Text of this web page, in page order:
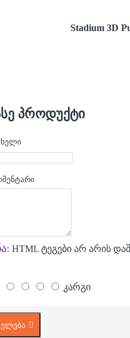
Stadium 3D
ᲞᲠᲝᲓᲣᲥᲢᲘ
HTML ტეგები არ არის
კარგი